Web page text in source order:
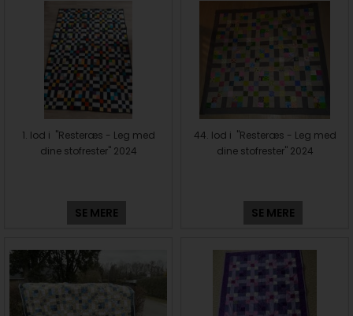
1. lod i "Resteræs - Leg med
dine stofrester" 2024
SE MERE
44. lod i "Resteræs - Leg med
dine stofrester" 2024
SE MERE